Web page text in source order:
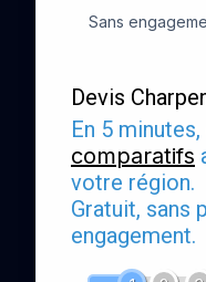
Sans
Devis
En 5
comparatifs
votre région.
Gratuit, sans
engagement.